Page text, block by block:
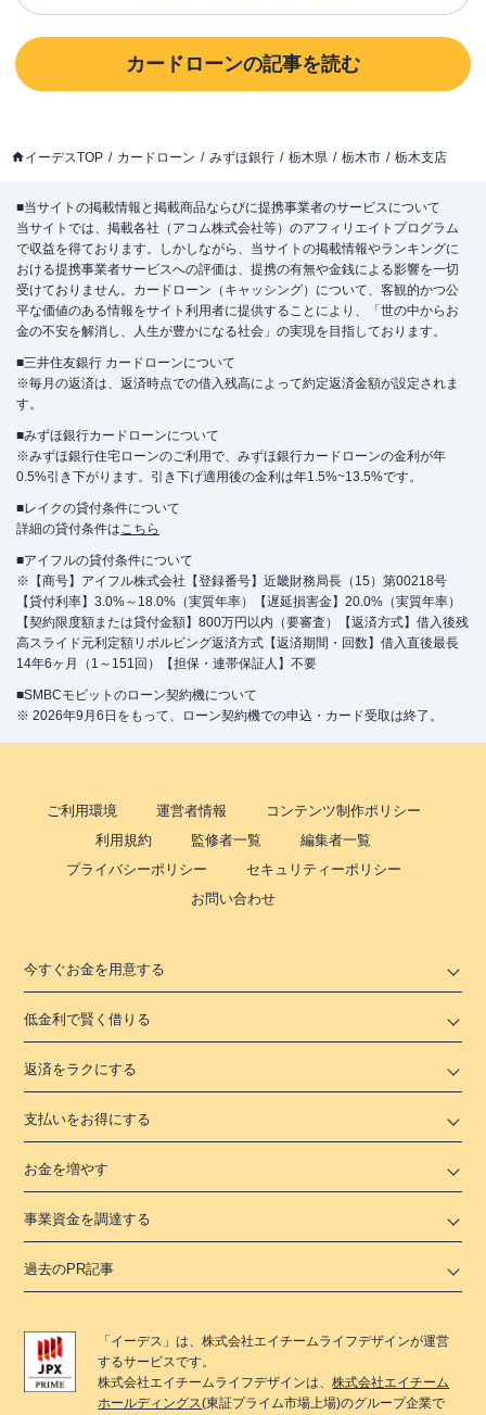
カードローンの記事を読む
イーデスTOP カードローン みずほ銀行 栃木県 栃木市 栃木支店
■当サイトの掲載情報と掲載商品ならびに提携事業者のサービスについて
当サイトでは、掲載各社（アコム株式会社等）のアフィリエイトプログラム
で収益を得ております。しかしながら、当サイトの掲載情報やランキングに
おける提携事業者サービスへの評価は、提携の有無や金銭による影響を一切
受けておりません。カードローン（キャッシング）について、客観的かつ公
平な価値のある情報をサイト利用者に提供することにより、「世の中からお
金の不安を解消し、人生が豊かになる社会」の実現を目指しております。
■三井住友銀行 カードローンについて
※毎月の返済は、返済時点での借入残高によって約定返済金額が設定されま
す。
■みずほ銀行カードローンについて
※みずほ銀行住宅ローンのご利用で、みずほ銀行カードローンの金利が年
0.5%引き下がります。引き下げ適用後の金利は年1.5%~13.5%です。
■レイクの貸付条件について
詳細の貸付条件はこちら
■アイフルの貸付条件について
※【商号】アイフル株式会社【登録番号】近畿財務局長（15）第00218号
【貸付利率】3.0%～18.0%（実質年率）【遅延損害金】20.0%（実質年率）
【契約限度額または貸付金額】800万円以内（要審査）【返済方式】借入後残
高スライド元利定額リボルビング返済方式【返済期間・回数】借入直後最長
14年6ヶ月（1～151回）【担保・連帯保証人】不要
■SMBCモビットのローン契約機について
※ 2026年9月6日をもって、ローン契約機での申込・カード受取は終了。
ご利用環境 運営者情報
コンテンツ制作ポリシー
利用規約
監修者一覧
編集者一覧
プライバシーポリシー
セキュリティーポリシー
お問い合わせ
今すぐお金を用意する
低金利で賢く借りる
返済をラクにする
支払いをお得にする
お金を増やす
事業資金を調達する
過去のPR記事
「 イーデス 」は、株式会社エイチームライフデザインが運営
するサービスです。
株式会社エイチームライフデザインは、株式会社エイチーム
ホールディングス(東証プライム市場上場)のグループ企業で